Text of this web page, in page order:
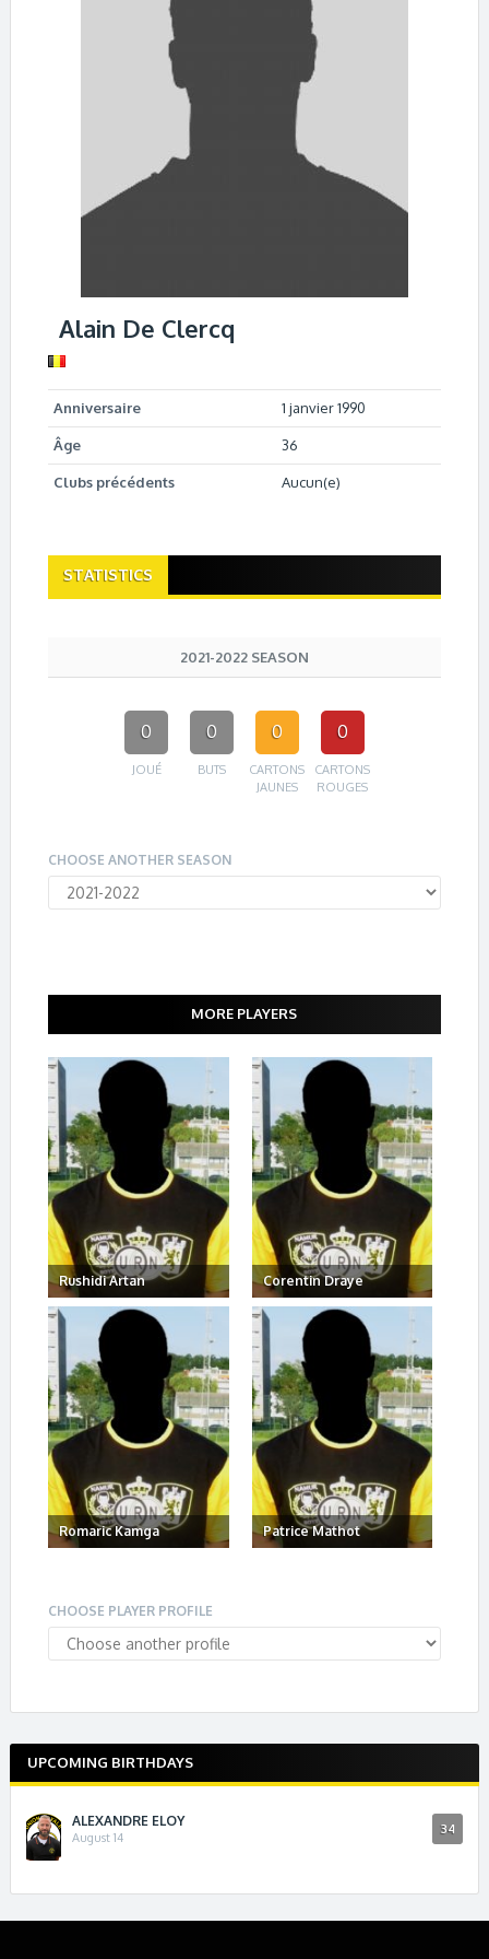
Alain De Clercq
Anniversaire 1 janvier 1990
Âge 36
Clubs précédents Aucun(e)
STATISTICS
2021-2022 SEASON
0
JOUÉ
0
BUTS
0
CARTONS
JAUNES
0
CARTONS
ROUGES
CHOOSE ANOTHER SEASON
MORE PLAYERS
Rushidi Artan Corentin Draye
Romaric Kamga Patrice Mathot
CHOOSE PLAYER PROFILE
UPCOMING BIRTHDAYS
ALEXANDRE ELOY 34
August 14